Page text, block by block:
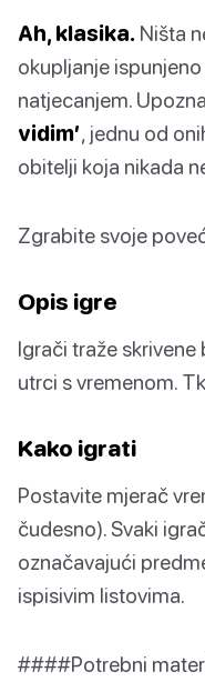
Ah, klasika. Ništa
okupljanje
natjecanjem.
vidim’, jednu od
obitelji koja nikada
Zgrabite svoje
Opis igre
Igrači traže
utrci s vremenom.
Kako igrati
Postavite mjerač
čudesno). Svaki
označavajući
ispisivim listovima.
####Potrebni